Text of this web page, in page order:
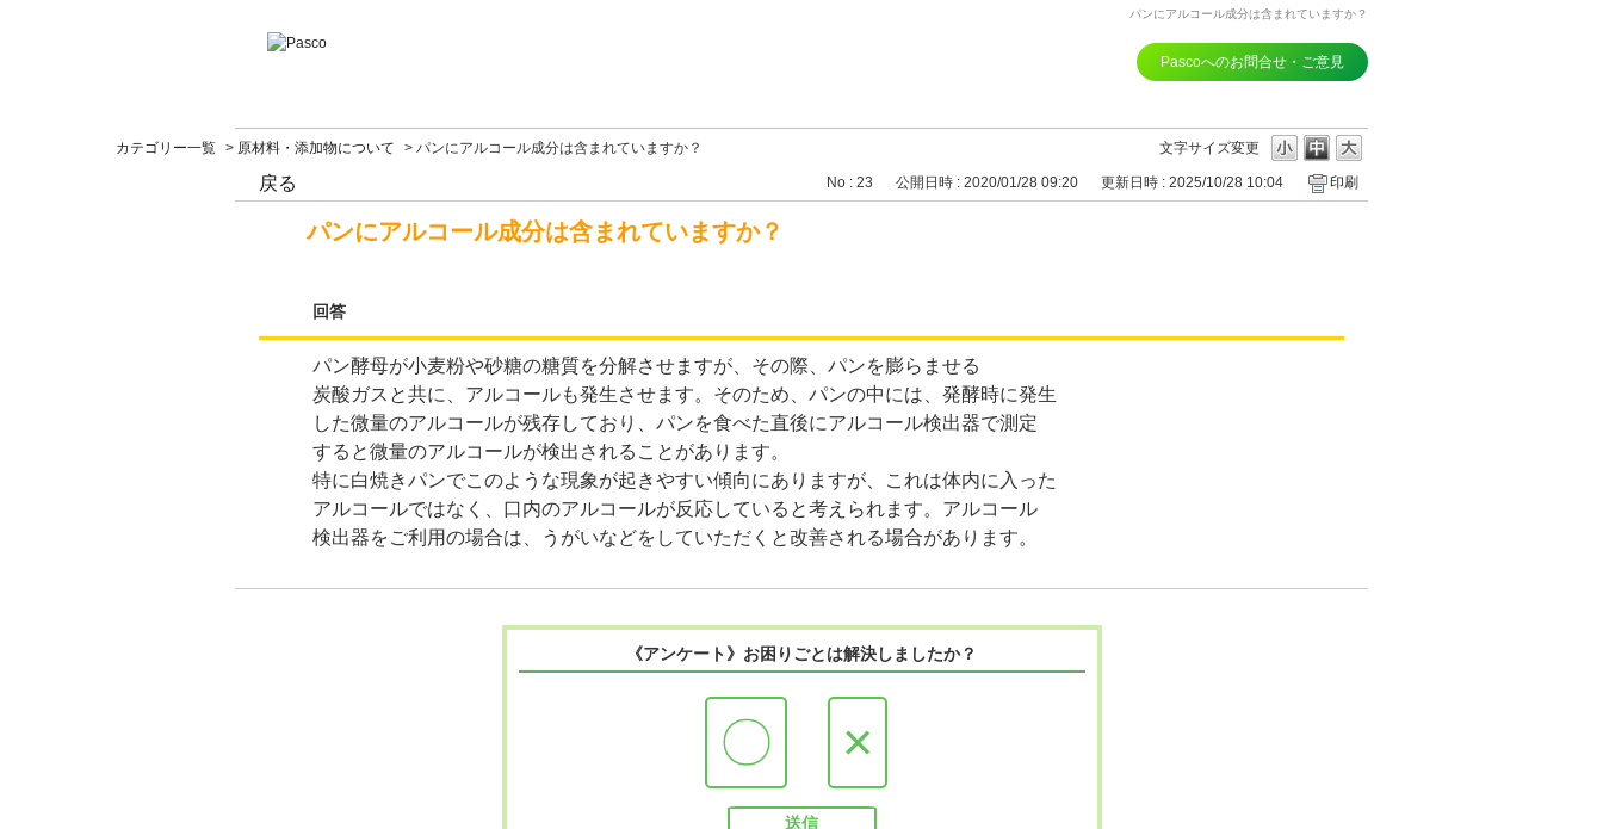
パンにアルコール成分は含まれていますか？
Pascoへのお問合せ・ご意見
文字サイズ変更
カテゴリー一覧 > 原材料・添加物について > パンにアルコール成分は含まれていますか？
戻る No : 23 公開日時 : 2020/01/28 09:20 更新日時 : 2025/10/28 10:04 印刷
パンにアルコール成分は含まれていますか？
回答
パン酵母が小麦粉や砂糖の糖質を分解させますが、その際、パンを膨らませる
炭酸ガスと共に、アルコールも発生させます。そのため、パンの中には、発酵時に発生
した微量のアルコールが残存しており、パンを食べた直後にアルコール検出器で測定
すると微量のアルコールが検出されることがあります。
特に白焼きパンでこのような現象が起きやすい傾向にありますが、これは体内に入った
アルコールではなく、口内のアルコールが反応していると考えられます。アルコール
検出器をご利用の場合は、うがいなどをしていただくと改善される場合があります。
《アンケート》お困りごとは解決しましたか？
〇 ×